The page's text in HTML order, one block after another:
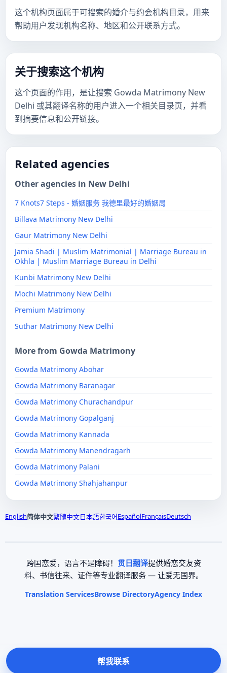
这个机构页面属于可搜索的婚介与约会机构目录，用来
帮助用户发现机构名称、地区和公开联系方式。
关于搜索这个机构
这个页面的作用，是让搜索 Gowda Matrimony New
Delhi 或其翻译名称的用户进入一个相关目录页，并看
到摘要信息和公开链接。
Related agencies
Other agencies in New Delhi
7 Knots7 Steps - 婚姻服务 我德里最好的婚姻局
Billava Matrimony New Delhi
Gaur Matrimony New Delhi
Jamia Shadi | Muslim Matrimonial | Marriage Bureau in
Okhla | Muslim Marriage Bureau in Delhi
Kunbi Matrimony New Delhi
Mochi Matrimony New Delhi
Premium Matrimony
Suthar Matrimony New Delhi
More from Gowda Matrimony
Gowda Matrimony Abohar
Gowda Matrimony Baranagar
Gowda Matrimony Churachandpur
Gowda Matrimony Gopalganj
Gowda Matrimony Kannada
Gowda Matrimony Manendragarh
Gowda Matrimony Palani
Gowda Matrimony Shahjahanpur
English简体中文繁體中文日本語한국어EspañolFrançaisDeutsch
跨国恋爱，语言不是障碍！ 贯日翻译提供婚恋交友资
料、书信往来、证件等专业翻译服务 — 让爱无国界。
Translation ServicesBrowse DirectoryAgency Index
帮我联系